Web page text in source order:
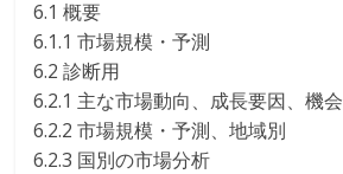
6.1 概要
6.1.1 市場規模・予測
6.2 診断用
6.2.1 主な市場動向、成長要因、機会
6.2.2 市場規模・予測、地域別
6.2.3 国別の市場分析